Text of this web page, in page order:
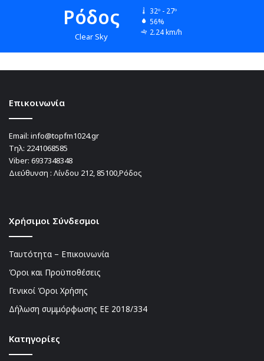
Ρόδος
Clear Sky
32º - 27º
56%
2.24 km/h
Επικοινωνία
Email: info@topfm1024.gr
Τηλ: 2241068585
Viber: 6937348348
Διεύθυνση : Λίνδου 212, 85100,Ρόδος
Χρήσιμοι Σύνδεσμοι
Ταυτότητα – Επικοινωνία
Όροι και Προϋποθέσεις
Γενικοί Όροι Χρήσης
Δήλωση συμμόρφωσης ΕΕ 2018/334
Kατηγορίες